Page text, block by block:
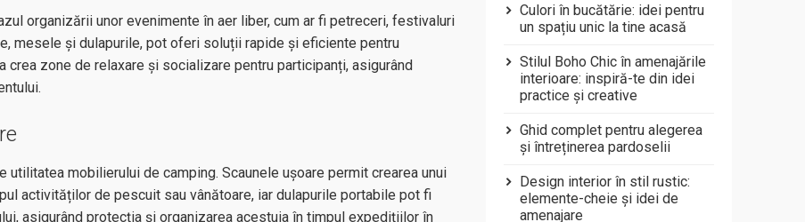
organizării unor evenimente în aer liber, cum ar fi petreceri, festivaluri
mesele și dulapurile, pot oferi soluții rapide și eficiente pentru
zone de relaxare și socializare pentru participanți, asigurând
mobilierului de camping. Scaunele ușoare permit crearea unui
activităților de pescuit sau vânătoare, iar dulapurile portabile pot fi
asigurând protecția și organizarea acestuia în timpul expedițiilor în
Culori în bucătărie: idei pentru
un spațiu unic la tine acasă
Stilul Boho Chic în amenajările
interioare: inspiră-te din idei
practice și creative
Ghid complet pentru alegerea
și întreținerea pardoselii
Design interior în stil rustic:
elemente-cheie și idei de
amenajare